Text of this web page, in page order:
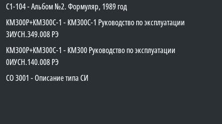
C1-104 - Альбом №2. Формуляр, 1989 год
КМ300Р+КМ300С-1 - КМ300C-1 Руководство по эксплуатации
3ИУСН.349.008 РЭ
КМ300Р+КМ300С-1 - КМ300 Руководство по эксплуатации
0ИУСН.140.008 РЭ
СО 3001 - Описание типа СИ